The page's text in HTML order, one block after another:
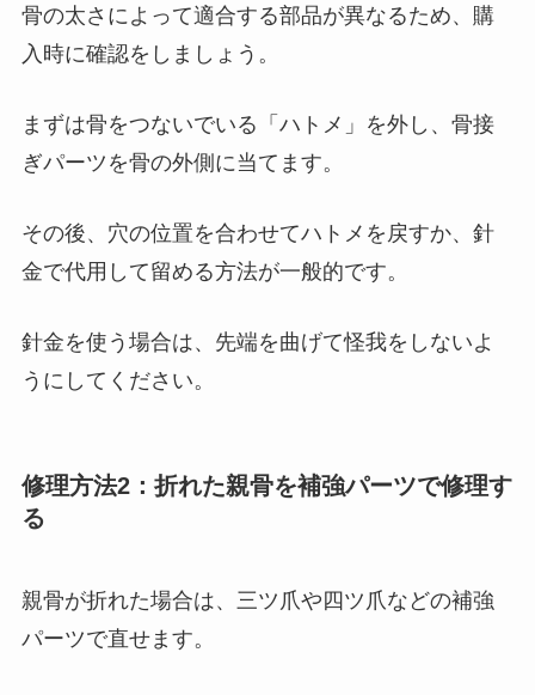
骨の太さによって適合する部品が異なるため、購
入時に確認をしましょう。
まずは骨をつないでいる「ハトメ」を外し、骨接
ぎパーツを骨の外側に当てます。
その後、穴の位置を合わせてハトメを戻すか、針
金で代用して留める方法が一般的です。
針金を使う場合は、先端を曲げて怪我をしないよ
うにしてください。
修理方法2：折れた親骨を補強パーツで修理す
る
親骨が折れた場合は、三ツ爪や四ツ爪などの補強
パーツで直せます。